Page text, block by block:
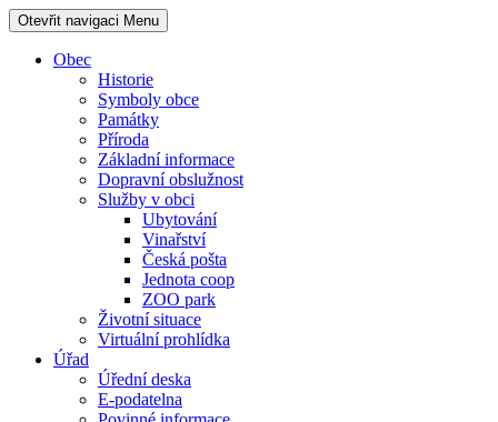
Otevřit navigaci Menu
Obec
Historie
Symboly obce
Památky
Příroda
Základní informace
Dopravní obslužnost
Služby v obci
Ubytování
Vinařství
Česká pošta
Jednota coop
ZOO park
Životní situace
Virtuální prohlídka
Úřad
Úřední deska
E-podatelna